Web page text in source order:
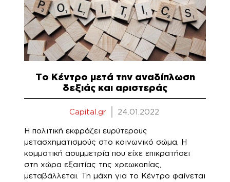
Το Κέντρο μετά την αναδίπλωση
δεξιάς και αριστεράς
Capital.gr 24.01.2022
Η πολιτική εκφράζει ευρύτερους
μετασχηματισμούς στο κοινωνικό σώμα. Η
κομματική ασυμμετρία που είχε επικρατήσει
στη χώρα εξαιτίας της χρεωκοπίας,
μεταβάλλεται. Τη μάχη για το Κέντρο φαίνεται